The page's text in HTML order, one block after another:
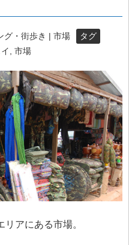
グ・街歩き | 市場
タグ
市場
アにある市場。